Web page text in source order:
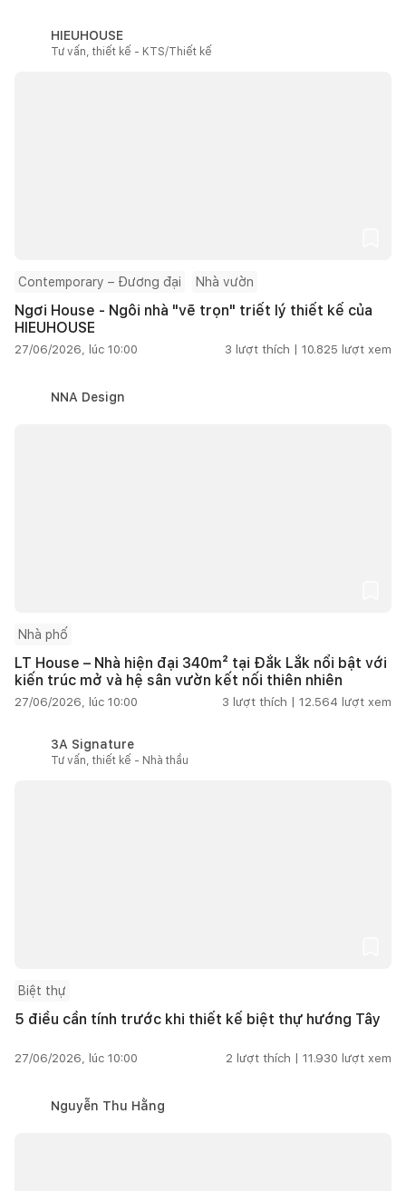
HIEUHOUSE
Tư vấn, thiết kế - KTS/Thiết kế
Contemporary – Đương đại Nhà vườn
Ngơi House - Ngôi nhà "vẽ trọn" triết lý thiết kế của
HIEUHOUSE
27/06/2026, lúc 10:00 3 lượt thích | 10.825 lượt xem
NNA Design
Nhà phố
LT House – Nhà hiện đại 340m² tại Đắk Lắk nổi bật với
kiến trúc mở và hệ sân vườn kết nối thiên nhiên
27/06/2026, lúc 10:00 3 lượt thích | 12.564 lượt xem
3A Signature
Tư vấn, thiết kế - Nhà thầu
Biệt thự
5 điều cần tính trước khi thiết kế biệt thự hướng Tây
27/06/2026, lúc 10:00 2 lượt thích | 11.930 lượt xem
Nguyễn Thu Hằng